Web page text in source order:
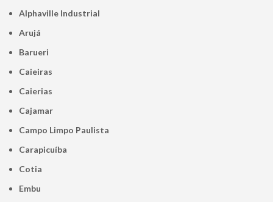
Alphaville Industrial
Arujá
Barueri
Caieiras
Caierias
Cajamar
Campo Limpo Paulista
Carapicuíba
Cotia
Embu